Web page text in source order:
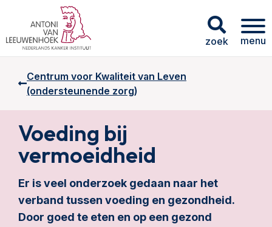
zoek menu
Centrum voor Kwaliteit van Leven
(ondersteunende zorg)
Voeding bij
vermoeidheid
Er is veel onderzoek gedaan naar het
verband tussen voeding en gezondheid.
Door goed te eten en op een gezond